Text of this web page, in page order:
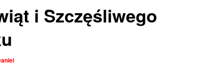
i Szczęśliwego